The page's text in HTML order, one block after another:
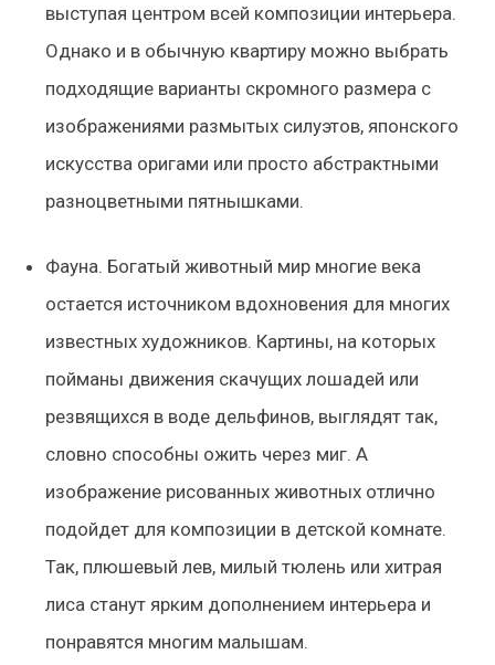
выступая центром всей композиции интерьера.
Однако и в обычную квартиру можно выбрать
подходящие варианты скромного размера с
изображениями размытых силуэтов, японского
искусства оригами или просто абстрактными
разноцветными пятнышками.
Фауна. Богатый животный мир многие века
остается источником вдохновения для многих
известных художников. Картины, на которых
пойманы движения скачущих лошадей или
резвящихся в воде дельфинов, выглядят так,
словно способны ожить через миг. А
изображение рисованных животных отлично
подойдет для композиции в детской комнате.
Так, плюшевый лев, милый тюлень или хитрая
лиса станут ярким дополнением интерьера и
понравятся многим малышам.